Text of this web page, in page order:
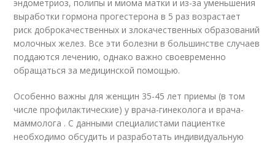
эндометриоз, полипы и миома матки и из-за уменьшения
выработки гормона прогестерона в 5 раз возрастает
риск доброкачественных и злокачественных образований
молочных желез. Все эти болезни в большинстве случаев
поддаются лечению, однако важно своевременно
обращаться за медицинской помощью.
Особенно важны для женщин 35-45 лет приемы (в том
числе профилактические) у врача-гинеколога и врача-
маммолога . С данными специалистами пациентке
необходимо обсудить и разработать индивидуальную